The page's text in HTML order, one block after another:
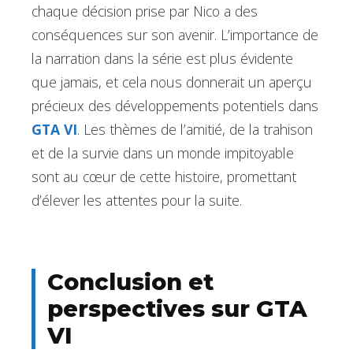
chaque décision prise par Nico a des
conséquences sur son avenir. L’importance de
la narration dans la série est plus évidente
que jamais, et cela nous donnerait un aperçu
précieux des développements potentiels dans
GTA VI. Les thèmes de l’amitié, de la trahison
et de la survie dans un monde impitoyable
sont au cœur de cette histoire, promettant
d’élever les attentes pour la suite.
Conclusion et
perspectives sur GTA
VI